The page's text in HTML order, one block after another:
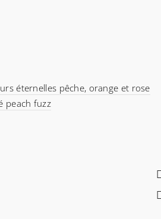
éternelles pêche, orange et rose
peach fuzz